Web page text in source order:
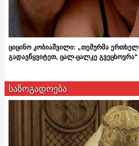
ციცინო კობიაშვილი: „თემურმა ერთხელ
გადავწყვიტეთ, ცალ-ცალკე გვეცხოვრა“
საზოგადოება